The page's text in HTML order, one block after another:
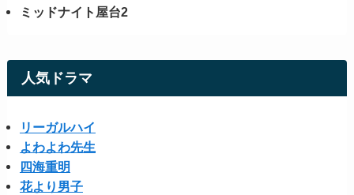
ミッドナイト屋台2
人気ドラマ
リーガルハイ
よわよわ先生
四海重明
花より男子